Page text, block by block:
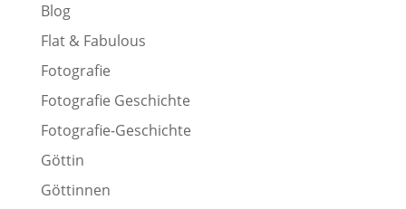
Blog
Flat & Fabulous
Fotografie
Fotografie Geschichte
Fotografie-Geschichte
Göttin
Göttinnen